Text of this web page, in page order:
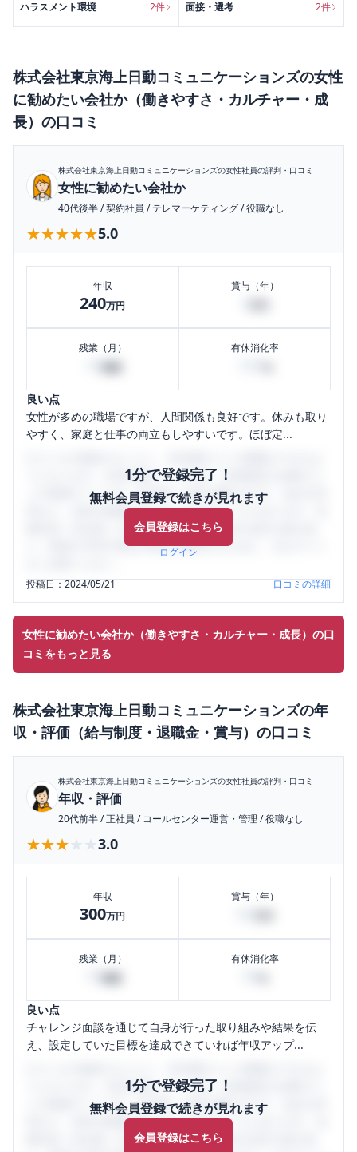
ハラスメント環境 2件 面接・選考 2件
株式会社東京海上日動コミュニケーションズの女性
に勧めたい会社か（働きやすさ・カルチャー・成
長） の口コミ
株式会社東京海上日動コミュニケーションズの女性社員の評判・口コミ
女性に勧めたい会社か
40代後半/契約社員 /テレマーケティング/役職なし
★★★★★
★★★★★5.0
年収
240万円
賞与（年）
残業（月） 有休消化率
良い点
女性が多めの職場ですが、人間関係も良好です。休みも取り
やすく、家庭と仕事の両立もしやすいです。ほぼ定...
1分で登録完了！
無料会員登録で続きが見れます
会員登録はこちら
ログイン
うになります。SHEHUB(シーハブ)は、女性限定の企業口コ
ミの投稿サイトです。給与面・女性の働きやすさ・会社の評
判など、女性の転職は気にすべき点がたくさんあります。先
輩社員（元社員）の口コミを通して、本当の会社の姿を知
り、将来の不安や現在の悩みを解消するために、ぜひサイト
投稿日：2024/05/21 口コミの詳細
女性に勧めたい会社か（働きやすさ・カルチャー・成長）の口
コミをもっと見る
株式会社東京海上日動コミュニケーションズの年
収・評価（給与制度・退職金・賞与） の口コミ
株式会社東京海上日動コミュニケーションズの女性社員の評判・口コミ
年収・評価
20代前半/正社員 /コールセンター運営・管理 /役職なし
★★★★★
★★★★★ 3.0
年収
300万円
賞与（年）
残業（月） 有休消化率
良い点
チャレンジ面談を通じて自身が行った取り組みや結果を伝
え、設定していた目標を達成できていれば年収アップ...
1分で登録完了！
無料会員登録で続きが見れます
会員登録はこちら
うになります。SHEHUB(シーハブ)は、女性限定の企業口コ
ミの投稿サイトです。給与面・女性の働きやすさ・会社の評
判など、女性の転職は気にすべき点がたくさんあります。先
輩社員（元社員）の口コミを通して、本当の会社の姿を知